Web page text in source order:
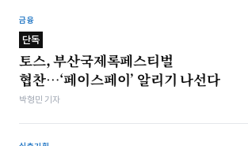
금융
단독
토스, 부산국제록페스티벌
협찬…‘페이스페이’ 알리기 나선다
박형민 기자